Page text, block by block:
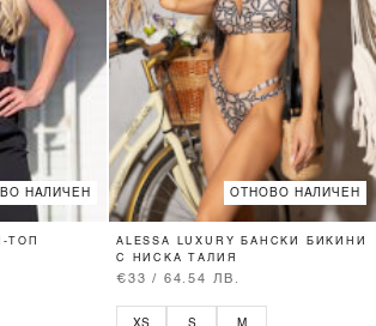
НАЛИЧЕН
ТОП
ОТНОВО НАЛИЧЕН
ALESSA LUXURY БАНСКИ БИКИНИ
С НИСКА ТАЛИЯ
€33 / 64.54 ЛВ.